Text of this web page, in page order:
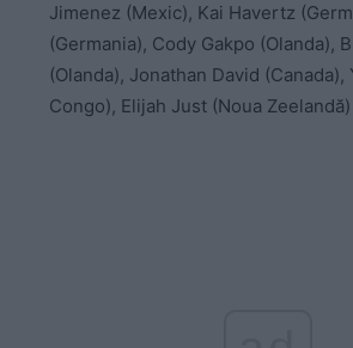
Jimenez (Mexic), Kai Havertz
(Germania), Cody Gakpo (Olanda),
(Olanda), Jonathan David (Canada),
Congo), Elijah Just (Noua Zeelandă)